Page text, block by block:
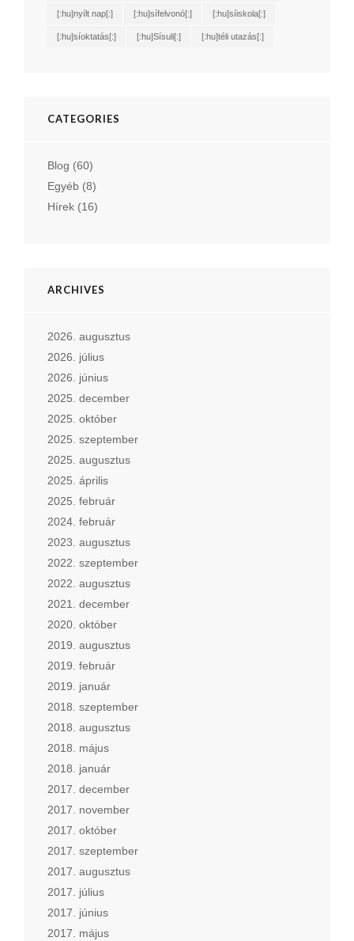
[:hu]nyílt nap[:] [:hu]sífelvonó[:] [:hu]síiskola[:]
[:hu]síoktatás[:] [:hu]Sísuli[:] [:hu]téli utazás[:]
CATEGORIES
Blog (60)
Egyéb (8)
Hírek (16)
ARCHIVES
2026. augusztus
2026. július
2026. június
2025. december
2025. október
2025. szeptember
2025. augusztus
2025. április
2025. február
2024. február
2023. augusztus
2022. szeptember
2022. augusztus
2021. december
2020. október
2019. augusztus
2019. február
2019. január
2018. szeptember
2018. augusztus
2018. május
2018. január
2017. december
2017. november
2017. október
2017. szeptember
2017. augusztus
2017. július
2017. június
2017. május